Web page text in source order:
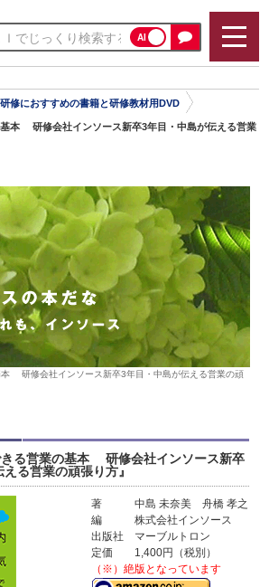
AI
修におすすめの書籍と研修教材用DVD
本 研修会社インソース新卒3年目・中島が伝える営業
本 研修会社インソース新卒3年目・中島が伝える営業の頑
きる営業の基本 研修会社インソース新卒
る営業の頑張り方』
著
中島 未奈美 舟橋 孝之
編
株式会社インソース
出版社
マーブルトロン
定価
1,400円（税別）
（※）絶版となっています